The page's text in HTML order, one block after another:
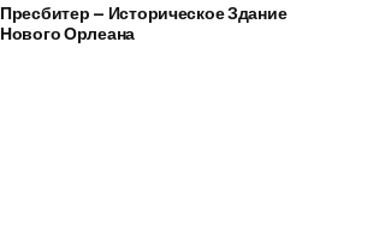
Пресбитер — Историческое Здание
Нового Орлеана